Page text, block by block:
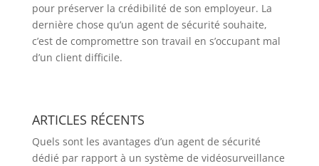
pour préserver la crédibilité de son employeur. La
dernière chose qu’un agent de sécurité souhaite,
c’est de compromettre son travail en s’occupant mal
d’un client difficile.
ARTICLES RÉCENTS
Quels sont les avantages d’un agent de sécurité
dédié par rapport à un système de vidéosurveillance